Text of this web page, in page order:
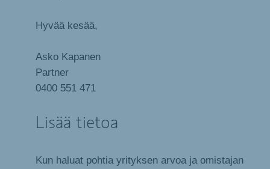
Hyvää kesää,
Asko Kapanen
Partner
0400 551 471
Lisää tietoa
Kun haluat pohtia yrityksen arvoa ja omistajan